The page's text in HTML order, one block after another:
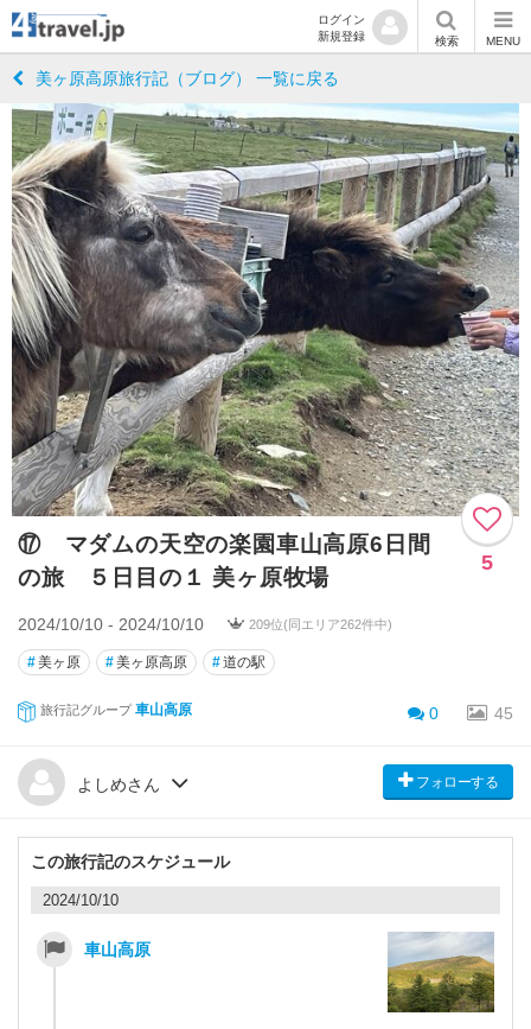
ログイン
新規登録
検索 MENU
美ヶ原高原旅行記（ブログ） 一覧に戻る
⑰ マダムの天空の楽園車山高原6日間
の旅 ５日目の１ 美ヶ原牧場
5
2024/10/10 - 2024/10/10 209位(同エリア262件中)
#美ヶ原 #美ヶ原高原 #道の駅
旅行記グループ 車山高原 0 45
よしめさん フォローする
この旅行記のスケジュール
2024/10/10
車山高原